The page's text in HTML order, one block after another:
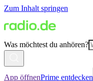
Zum Inhalt springen
Was möchtest du anhören?
App öffnenPrime entdecken